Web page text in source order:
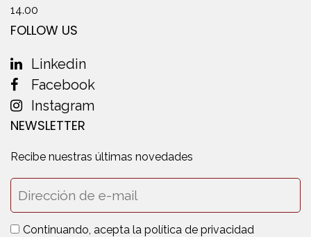
14.00
FOLLOW US
Linkedin
Facebook
Instagram
NEWSLETTER
Recibe nuestras últimas novedades
Continuando, acepta la política de privacidad